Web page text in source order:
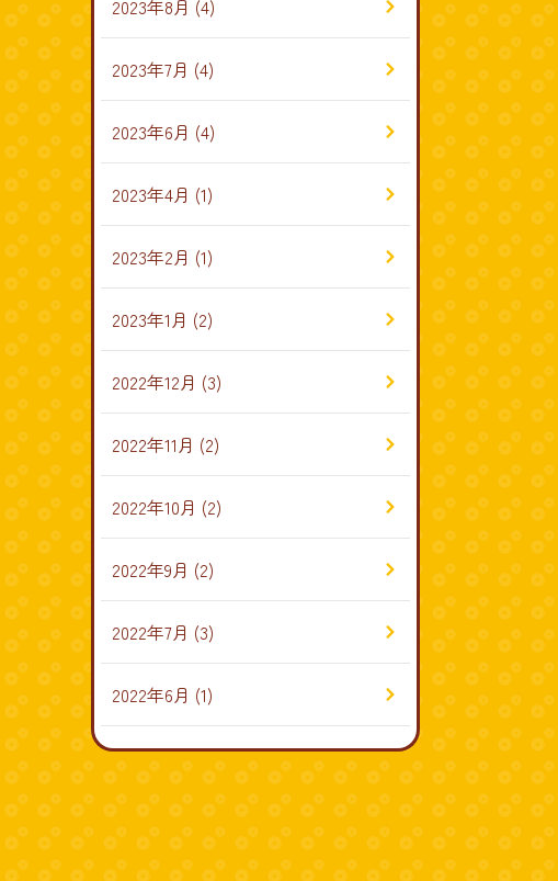
2023年8月 (4)
2023年7月 (4)
2023年6月 (4)
2023年4月 (1)
2023年2月 (1)
2023年1月 (2)
2022年12月 (3)
2022年11月 (2)
2022年10月 (2)
2022年9月 (2)
2022年7月 (3)
2022年6月 (1)